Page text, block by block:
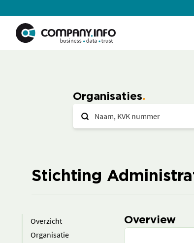
Organisaties
Stichting
Overzicht
Organisatie
Overview